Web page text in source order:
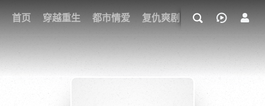
首页 穿越重生 都市情爱 复仇爽剧 玄幻武侠 奇幻
我的观影记录